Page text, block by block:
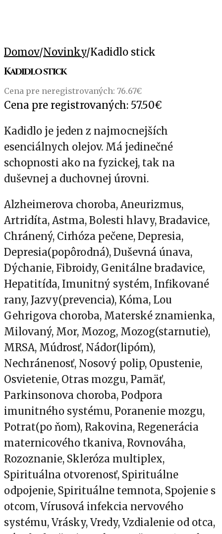
Domov/Novinky/Kadidlo stick
Kadidlo stick
Cena pre neregistrovaných: 76.67€
Cena pre registrovaných: 57.50€
Kadidlo je jeden z najmocnejších
esenciálnych olejov. Má jedinečné
schopnosti ako na fyzickej, tak na
duševnej a duchovnej úrovni.
Alzheimerova choroba, Aneurizmus,
Artridíta, Astma, Bolesti hlavy, Bradavice,
Chránený, Cirhóza pečene, Depresia,
Depresia(popôrodná), Duševná únava,
Dýchanie, Fibroidy, Genitálne bradavice,
Hepatitída, Imunitný systém, Infikované
rany, Jazvy(prevencia), Kóma, Lou
Gehrigova choroba, Materské znamienka,
Milovaný, Mor, Mozog, Mozog(starnutie),
MRSA, Múdrosť, Nádor(lipóm),
Nechránenosť, Nosový polip, Opustenie,
Osvietenie, Otras mozgu, Pamäť,
Parkinsonova choroba, Podpora
imunitného systému, Poranenie mozgu,
Potrat(po ňom), Rakovina, Regenerácia
maternicového tkaniva, Rovnováha,
Rozoznanie, Skleróza multiplex,
Spirituálna otvorenosť, Spirituálne
odpojenie, Spirituálne temnota, Spojenie s
otcom, Vírusová infekcia nervového
systému, Vrásky, Vredy, Vzdialenie od otca,